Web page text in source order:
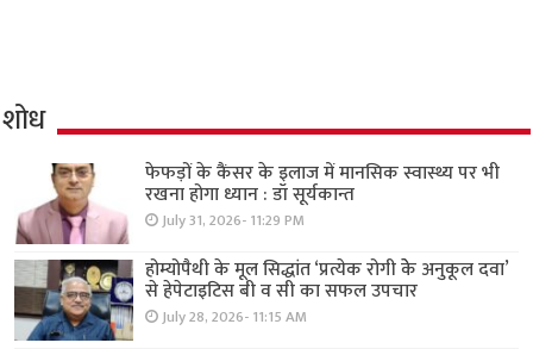
शोध
फेफड़ों के कैंसर के इलाज में मानसिक स्वास्थ्य पर भी
रखना होगा ध्यान : डॉ सूर्यकान्त
July 31, 2026- 11:29 PM
होम्योपैथी के मूल सिद्धांत ‘प्रत्येक रोगी केे अनुकूल दवा’
से हेपेटाइटिस बी व सी का सफल उपचार
July 28, 2026- 11:15 AM